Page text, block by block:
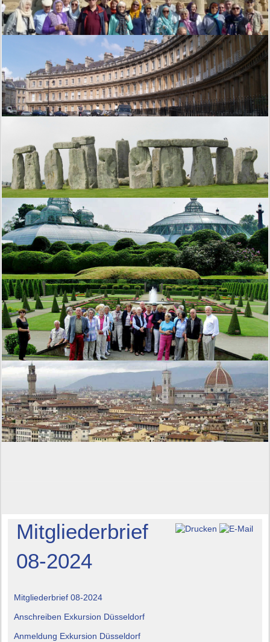
Mitgliederbrief
08-2024
Mitgliederbrief 08-2024
Anschreiben Exkursion Düsseldorf
Anmeldung Exkursion Düsseldorf